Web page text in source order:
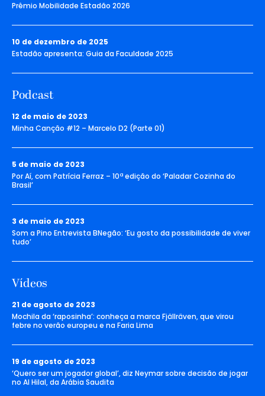
Prêmio Mobilidade Estadão 2026
10 de dezembro de 2025
Estadão apresenta: Guia da Faculdade 2025
Podcast
12 de maio de 2023
Minha Canção #12 – Marcelo D2 (Parte 01)
5 de maio de 2023
Por Aí, com Patrícia Ferraz – 10ª edição do ‘Paladar Cozinha do
Brasil’
3 de maio de 2023
Som a Pino Entrevista BNegão: ‘Eu gosto da possibilidade de viver
tudo’
Vídeos
21 de agosto de 2023
Mochila da ‘raposinha’: conheça a marca Fjällräven, que virou
febre no verão europeu e na Faria Lima
19 de agosto de 2023
‘Quero ser um jogador global’, diz Neymar sobre decisão de jogar
no Al Hilal, da Arábia Saudita